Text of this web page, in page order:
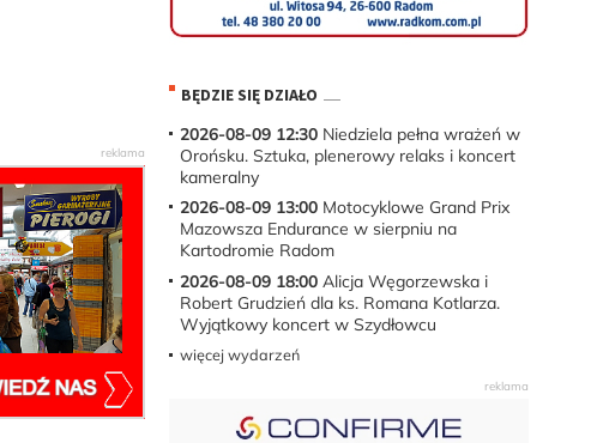
BĘDZIE SIĘ DZIAŁO
2026-08-09 12:30Niedziela pełna wrażeń w
Orońsku. Sztuka, plenerowy relaks i koncert
kameralny
2026-08-09 13:00Motocyklowe Grand Prix
Mazowsza Endurance w sierpniu na
Kartodromie Radom
2026-08-09 18:00Alicja Węgorzewska i
Robert Grudzień dla ks. Romana Kotlarza.
Wyjątkowy koncert w Szydłowcu
więcej wydarzeń